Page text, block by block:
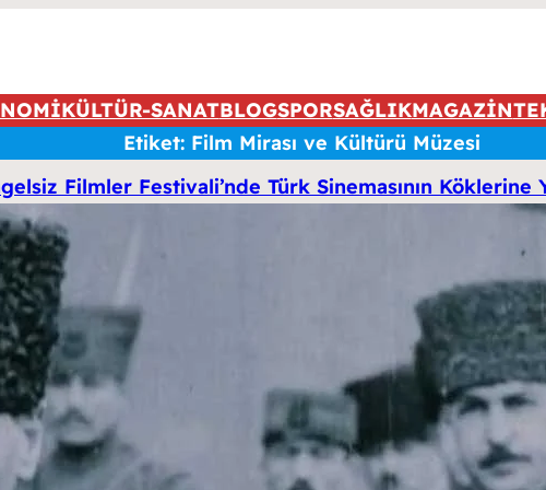
KÜLTÜR-SANATBLOGSPORSAĞLIKMAGAZİN
Etiket: Film Mirası ve Kültürü Müzesi
Filmler Festivali’nde Türk Sinemasının Köklerine